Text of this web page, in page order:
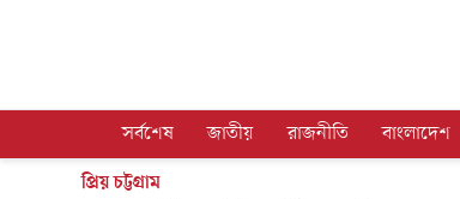
সর্বশেষ জাতীয় রাজনীতি বাংলাদেশ
প্রিয় চট্টগ্রাম